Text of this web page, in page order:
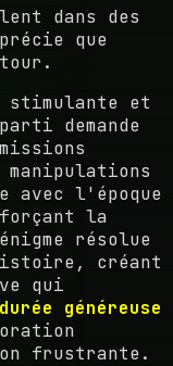
dans des
que
et
demande
avec l'époque
la
résolue
créant
qui
généreuse
frustrante.